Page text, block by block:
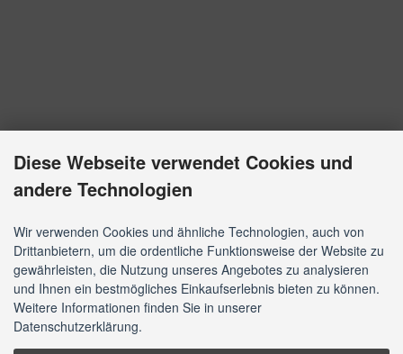
Diese Webseite verwendet Cookies und
andere Technologien
Wir verwenden Cookies und ähnliche Technologien, auch von
Drittanbietern, um die ordentliche Funktionsweise der Website zu
gewährleisten, die Nutzung unseres Angebotes zu analysieren
und Ihnen ein bestmögliches Einkaufserlebnis bieten zu können.
Weitere Informationen finden Sie in unserer
Datenschutzerklärung.